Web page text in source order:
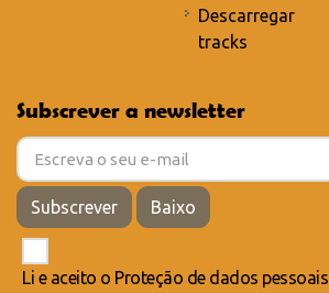
Descarregar
tracks
Subscrever a newsletter
Subscrever Baixo
Li e aceito o Proteção de dados pessoais